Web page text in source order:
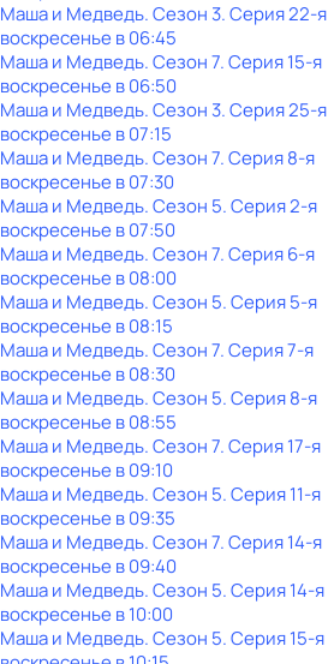
Маша и Медведь. Сезон 3. Серия 22-я
воскресенье в06:45
Маша и Медведь. Сезон 7. Серия 15-я
воскресенье в06:50
Маша и Медведь. Сезон 3. Серия 25-я
воскресенье в07:15
Маша и Медведь. Сезон 7. Серия 8-я
воскресенье в07:30
Маша и Медведь. Сезон 5. Серия 2-я
воскресенье в07:50
Маша и Медведь. Сезон 7. Серия 6-я
воскресенье в08:00
Маша и Медведь. Сезон 5. Серия 5-я
воскресенье в08:15
Маша и Медведь. Сезон 7. Серия 7-я
воскресенье в08:30
Маша и Медведь. Сезон 5. Серия 8-я
воскресенье в08:55
Маша и Медведь. Сезон 7. Серия 17-я
воскресенье в09:10
Маша и Медведь. Сезон 5. Серия 11-я
воскресенье в09:35
Маша и Медведь. Сезон 7. Серия 14-я
воскресенье в09:40
Маша и Медведь. Сезон 5. Серия 14-я
воскресенье в10:00
Маша и Медведь. Сезон 5. Серия 15-я